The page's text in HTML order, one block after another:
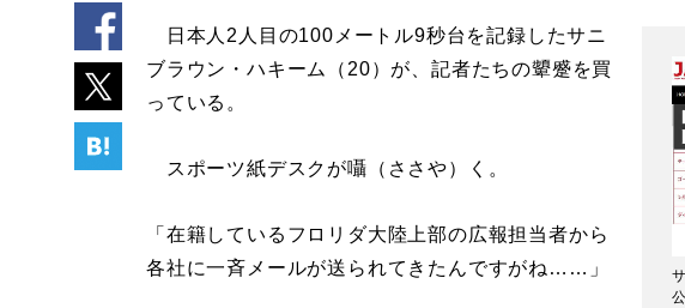
日本人2人目の100メートル9秒台を記録したサニ
ブラウン・ハキーム（20）が、記者たちの顰蹙を買
っている。
スポーツ紙デスクが囁（ささや）く。
「在籍しているフロリダ大陸上部の広報担当者から
各社に一斉メールが送られてきたんですがね……」